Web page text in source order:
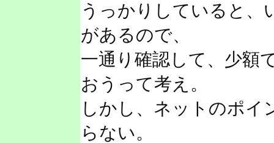
うっかりしていると、
があるので、
一通り確認して、少額
おうって考え。
しかし、ネットのポ
らない。